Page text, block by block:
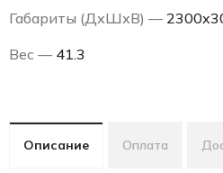
Габариты (ДхШхВ) —
Вес — 41.3
Описание Оплата